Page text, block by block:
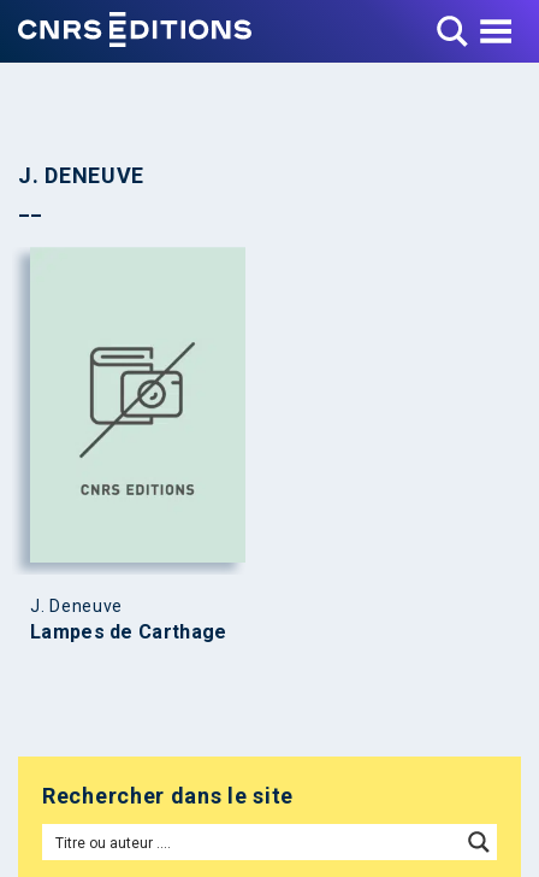
Toggle Menu
J. DENEUVE
J. Deneuve
Lampes de Carthage
Rechercher dans le site